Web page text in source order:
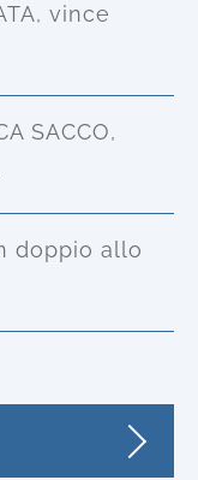
vince
SACCO,
doppio allo